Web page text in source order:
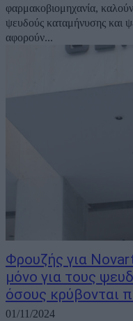
φαρμακοβιομηχανία,
ψευδούς καταμήνυσης και
αφορούν...
Φρουζής για
μόνο για τους
όσους κρύβονται
01/11/2024